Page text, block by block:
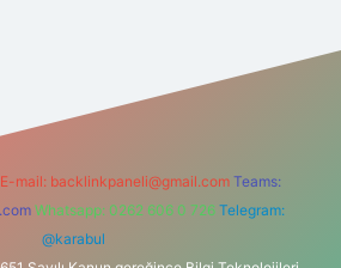
E-mail: backlinkpaneli@gmail.com Teams:
Whatsapp: 0262 606 0 726 Telegram:
@karabul